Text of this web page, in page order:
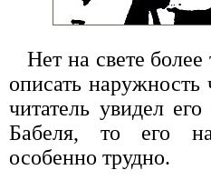
Нет на свете
описать наружность
читатель увидел
Бабеля, то его
особенно трудно.